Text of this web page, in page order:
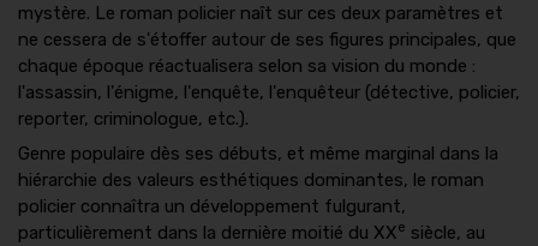
mystère. Le roman policier naît sur ces deux paramètres et
ne cessera de s'étoffer autour de ses figures principales, que
chaque époque réactualisera selon sa vision du monde :
l'assassin, l'énigme, l'enquête, l'enquêteur (détective, policier,
reporter, criminologue, etc.).
Genre populaire dès ses débuts, et même marginal dans la
hiérarchie des valeurs esthétiques dominantes, le roman
policier connaîtra un développement fulgurant,
particulièrement dans la dernière moitié du XXe siècle, au